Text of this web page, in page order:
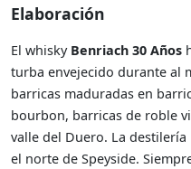
Elaboración
El whisky Benriach 30 Años
turba envejecido durante al
barricas maduradas en
bourbon, barricas de roble
valle del Duero. La
el norte de Speyside.